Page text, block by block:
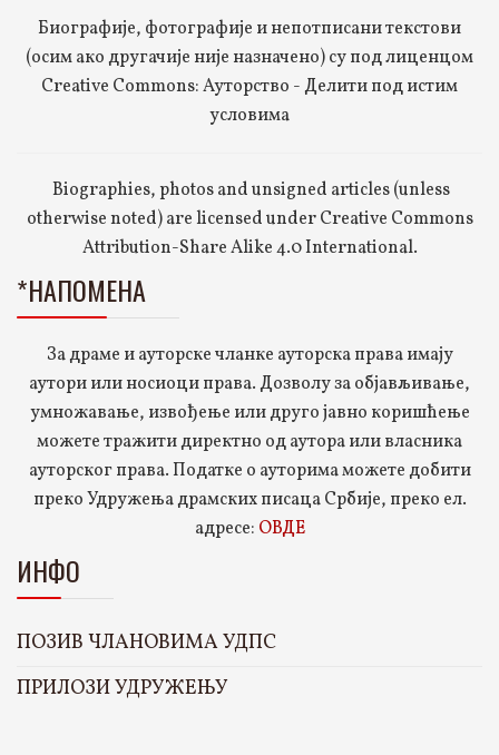
Биографије, фотографије и непотписани текстови
(осим ако другачије није назначено) су под лиценцом
Creative Commons: Ауторство - Делити под истим
условима
Biographies, photos and unsigned articles (unless
otherwise noted) are licensed under Creative Commons
Attribution-Share Alike 4.0 International.
*НАПОМЕНА
За драме и ауторске чланке ауторска права имају
аутори или носиоци права. Дозволу за објављивање,
умножавање, извођење или друго јавно коришћење
можете тражити директно од аутора или власника
ауторског права. Податке о ауторима можете добити
преко Удружења драмских писаца Србије, преко ел.
адресе: ОВДЕ
ИНФО
ПОЗИВ ЧЛАНОВИМА УДПС
ПРИЛОЗИ УДРУЖЕЊУ